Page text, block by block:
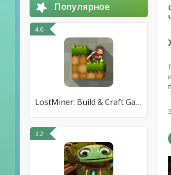
Популярное
4.6
LostMiner: Build & Craft Game
3.2